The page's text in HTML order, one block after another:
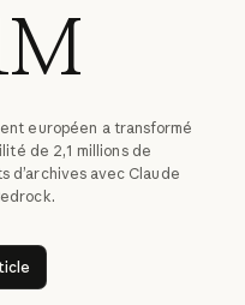
européen a transformé
de 2,1 millions de
d’archives avec Claude
l'article